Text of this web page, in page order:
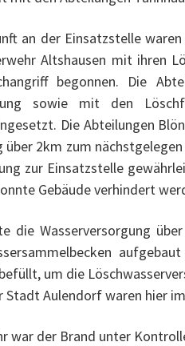
an der Einsatzstelle
Altshausen mit ihren
begonnen. Die
sowie mit den
Die Abteilungen
über 2km zum
zur Einsatzstelle
Gebäude verhindert
die Wasserversorgung
um die
Stadt Aulendorf waren hier
war der Brand unter